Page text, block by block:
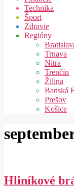
Technika
Šport
Zdravie
Regióny
Trnava
Nitra
Trenčín
Žilina
Banská
Prešov
Košice
Hliníkové